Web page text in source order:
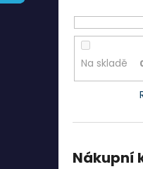
Na skladě
Nákupní